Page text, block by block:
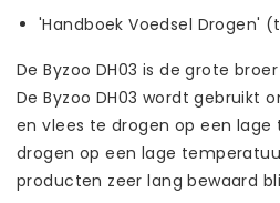
'Handboek Voedsel Drogen'
De Byzoo DH03 is de grote
De Byzoo DH03 wordt gebruikt
en vlees te drogen op een
drogen op een lage
producten zeer lang bewaard